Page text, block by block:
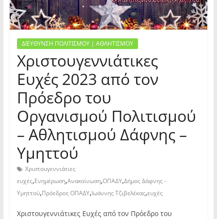
ΔΙΕΥΘΥΝΣΗ ΠΟΛΙΤΙΣΜΟΥ | ΑΘΛΗΤΙΣΜΟΥ
Χριστουγεννιάτικες
Ευχές 2023 από τον
Πρόεδρο του
Οργανισμού Πολιτισμού
– Αθλητισμού Δάφνης –
Υμηττού
Χριστουγεννιάτιες
ευχές,Ενημέρωση,Ανακοίνωση,ΟΠΑΔΥ,Δήμος Δάφνης -
Υμηττού,Πρόεδρος ΟΠΑΔΥ,Ιωάννης Τζιβελέκας,ευχές
Χριστουγεννιάτικες Ευχές από τον Πρόεδρο του